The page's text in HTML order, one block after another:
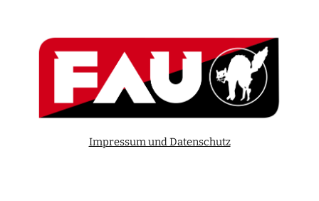
Impressum und Datenschutz